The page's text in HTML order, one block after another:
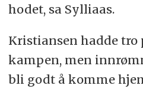
hodet, sa Sylliaas.
Kristiansen hadde tro
kampen, men
bli godt å komme